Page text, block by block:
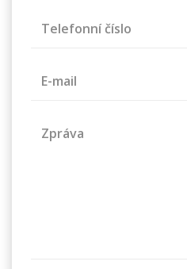
Telefonní číslo
E-mail
Zpráva